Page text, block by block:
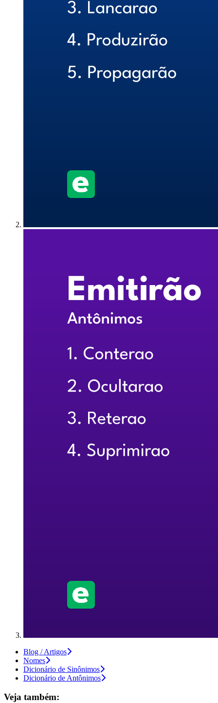
Blog / Artigos
Nomes
Dicionário de Sinônimos
Dicionário de Antônimos
Veja também: